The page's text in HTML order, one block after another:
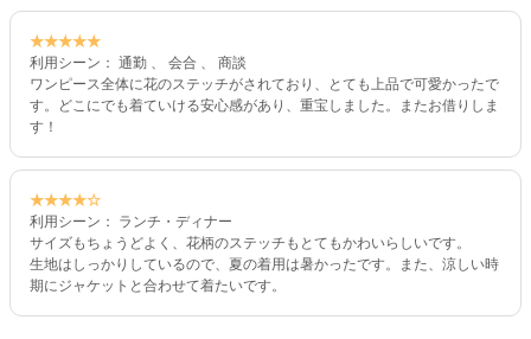
★★★★★
利用シーン： 通勤 、 会合 、 商談
ワンピース全体に花のステッチがされており、とても上品で可愛かったで
す。どこにでも着ていける安心感があり、重宝しました。またお借りしま
す！
★★★★☆
利用シーン： ランチ・ディナー
サイズもちょうどよく、花柄のステッチもとてもかわいらしいです。
生地はしっかりしているので、夏の着用は暑かったです。また、涼しい時
期にジャケットと合わせて着たいです。